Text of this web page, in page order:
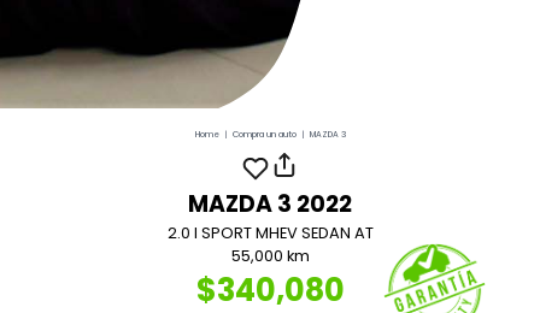
Home | Compra un auto | MAZDA 3
MAZDA 3 2022
2.0 I SPORT MHEV SEDAN AT
55,000 km
$340,080